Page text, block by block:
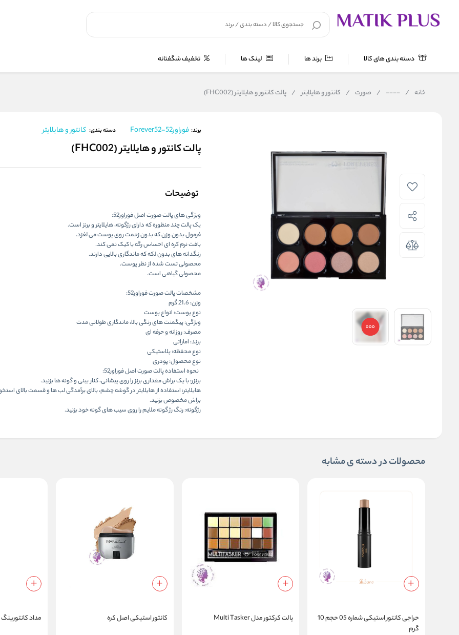
دسته بندی های کالا برند ها لینک ها تخفیف شگفتانه
خانه /
----
/ صورت / کانتور و هایلایتر / پالت کانتور و هایلایتر (FHC002)
برند: فوراور52-Forever52 دسته بندی: کانتور و هایلایتر
پالت کانتور و هایلایتر (FHC002)
توضیحات
ویژگی های پالت صورت اصل فوراور52:
یک پالت چند منظوره که دارای رژگونه، هایلایتر و برنز است.
فرمول بدون وزن که بدون زحمت روی پوست می لغزد.
بافت نرم کره ای احساس رگه یا کیک نمی کند.
رنگدانه های بدون لکه که ماندگاری بالایی دارند.
محصولی تست شده از نظر پوست.
محصولی گیاهی است.
مشخصات پالت صورت فوراور52:
وزن: 21.6 گرم
نوع پوست: انواع پوست
ویژگی: پیگمنت های رنگی بالا، ماندگاری طولانی مدت
مصرف: روزانه و حرفه ای
برند: اماراتی
نوع محفظه: پلاستیکی
نوع محصول: پودری
نحوه استفاده پالت صورت اصل فوراور52:
برنزر: با یک براش مقداری برنز را روی پیشانی، کنار بینی و گونه ها بزنید.
هایلایتر: استفاده از هایلایتر در گوشه چشم، بالای برآمدگی لب ها و قسمت بالای
براش مخصوص بزنید.
رژگونه: رنگ رژ گونه ملایم را روی سیب های گونه خود بزنید.
محصولات در دسته ی مشابه
حراجی کانتور استیکی شماره 05 حجم 10
گرم
پالت کرکتور مدل Multi Tasker کانتور استیکی اصل کره مداد کانتورینگ شماره 22